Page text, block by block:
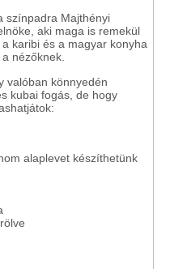
színpadra Majthényi
aki maga is remekül
karibi és a magyar konyha
nézőknek.
valóban könnyedén
kubai fogás, de hogy
alaplevet készíthetünk